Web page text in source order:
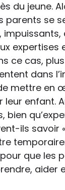
du jeune.
parents se
expertises
ce cas,
dans
mettre en
leur enfant.
bien
ils savoir
que les
aider